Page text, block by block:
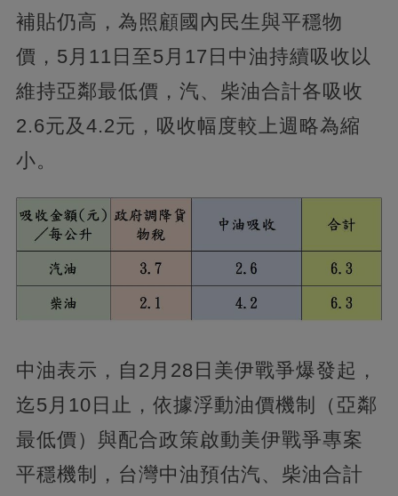
補貼仍高，為照顧國內民生與平穩物
價，5月11日至5月17日中油持續吸收以
維持亞鄰最低價，汽、柴油合計各吸收
2.6元及4.2元，吸收幅度較上週略為縮
小。
中油表示，自2月28日美伊戰爭爆發起，
迄5月10日止，依據浮動油價機制（亞鄰
最低價）與配合政策啟動美伊戰爭專案
平穩機制，台灣中油預估汽、柴油合計